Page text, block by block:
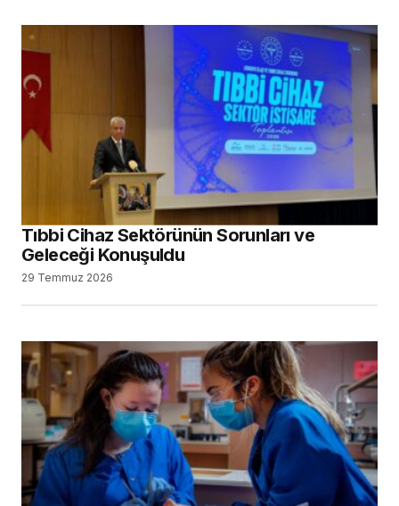
Tıbbi Cihaz Sektörünün Sorunları ve
Geleceği Konuşuldu
29 Temmuz 2026